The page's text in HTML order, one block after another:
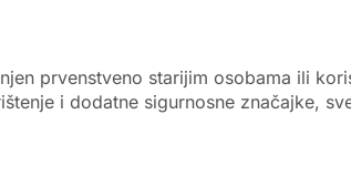
prvenstveno starijim osobama ili
i dodatne sigurnosne značajke,